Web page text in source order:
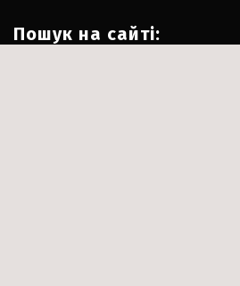
Пошук на сайті: